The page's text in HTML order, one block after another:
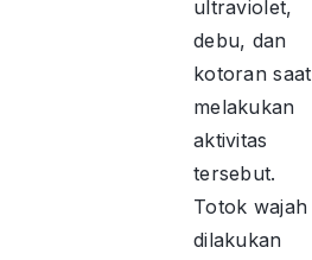
ultraviolet,
debu, dan
kotoran saat
melakukan
aktivitas
tersebut.
Totok wajah
dilakukan